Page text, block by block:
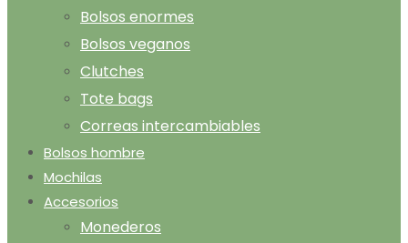
Bolsos enormes
Bolsos veganos
Clutches
Tote bags
Correas intercambiables
Bolsos hombre
Mochilas
Accesorios
Monederos